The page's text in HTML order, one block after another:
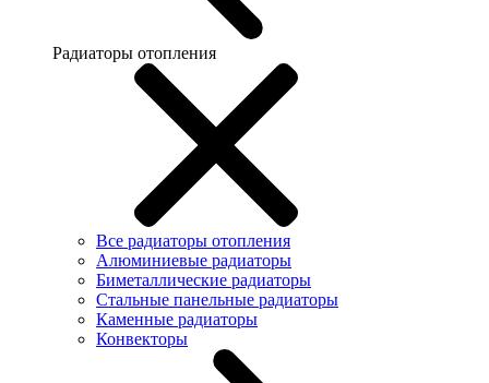
Радиаторы отопления
Все радиаторы отопления
Алюминиевые радиаторы
Биметаллические радиаторы
Стальные панельные радиаторы
Каменные радиаторы
Конвекторы